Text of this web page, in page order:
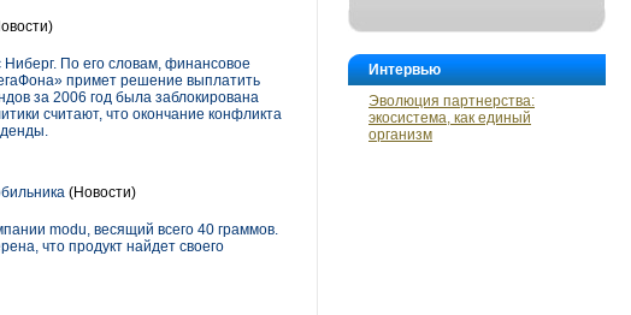
Интервью
Эволюция партнерства:
экосистема, как единый
организм
По его словам, финансовое
примет решение выплатить
за 2006 год была заблокирована
считают, что окончание конфликта
(Новости)
modu, весящий всего 40 граммов.
что продукт найдет своего